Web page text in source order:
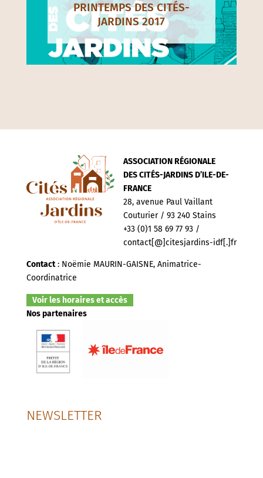
PRINTEMPS DES CITÉS-
JARDINS 2017
ASSOCIATION RÉGIONALE
DES CITÉS-JARDINS D’ILE-DE-
FRANCE
28, avenue Paul Vaillant
Couturier / 93 240 Stains
+33 (0)1 58 69 77 93 /
contact[@]citesjardins-idf[.]fr
Contact: Noëmie MAURIN-GAISNE, Animatrice-
Coordinatrice
Voir les horaires et accès
Nos partenaires
NEWSLETTER